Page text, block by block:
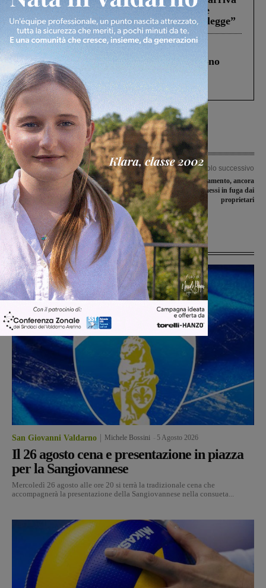
in Consiglio. Il sindaco: “Come Comune
abbiamo agito solo per far rispettare la legge”
Cronaca 4 Agosto 2026
Un anno fa la strage in A1 in cui morirono
Gianni, Giulia e Franco. Lo schianto, il
processo, lo stop ai sorpassi fra tir....
Articolo precedente
San Giovanni, le iniziative in
occasione della Giornata
internazionale per l’eliminazione della
violenza contro le donne
Articolo successivo
Furti in appartamento, ancora
segnalazioni. Ladri messi in fuga dai
proprietari
Ultime Notizie
San Giovanni Valdarno Michele Bossini 5 Agosto 2026
Il 26 agosto cena e presentazione in piazza
per la Sangiovannese
Mercoledì 26 agosto alle ore 20 si terrà la tradizionale cena che
accompagnerà la presentazione della Sangiovannese nella consueta...